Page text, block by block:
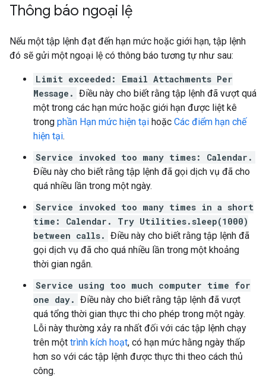
Thông báo ngoại lệ
Nếu một tập lệnh đạt đến hạn mức hoặc giới hạn, tập lệnh
đó sẽ gửi một ngoại lệ có thông báo tương tự như sau:
Limit exceeded: Email Attachments Per
Message. Điều này cho biết rằng tập lệnh đã vượt quá
một trong các hạn mức hoặc giới hạn được liệt kê
trong phần Hạn mức hiện tại hoặc Các điểm hạn chế
hiện tại.
Service invoked too many times: Calendar.
Điều này cho biết rằng tập lệnh đã gọi dịch vụ đã cho
quá nhiều lần trong một ngày.
Service invoked too many times in a short
time: Calendar. Try Utilities.sleep(1000)
between calls. Điều này cho biết rằng tập lệnh đã
gọi dịch vụ đã cho quá nhiều lần trong một khoảng
thời gian ngắn.
Service using too much computer time for
one day. Điều này cho biết rằng tập lệnh đã vượt
quá tổng thời gian thực thi cho phép trong một ngày.
Lỗi này thường xảy ra nhất đối với các tập lệnh chạy
trên một trình kích hoạt, có hạn mức hằng ngày thấp
hơn so với các tập lệnh được thực thi theo cách thủ
công.